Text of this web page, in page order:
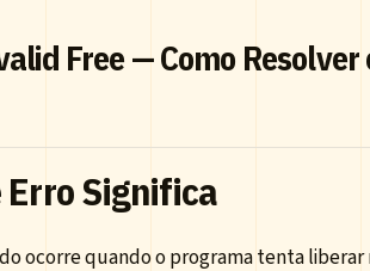
Free — Como Resolver
Erro Significa
ocorre quando o programa tenta